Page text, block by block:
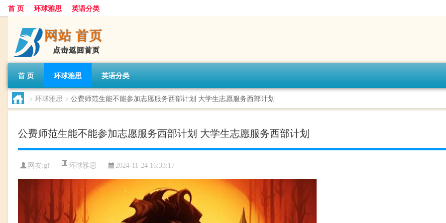
首 页 环球雅思 英语分类
首 页 环球雅思 英语分类
> 环球雅思 > 公费师范生能不能参加志愿服务西部计划 大学生志愿服务西部计划
公费师范生能不能参加志愿服务西部计划 大学生志愿服务西部计划
网友:gf 环球雅思 2024-11-24 16:33:17